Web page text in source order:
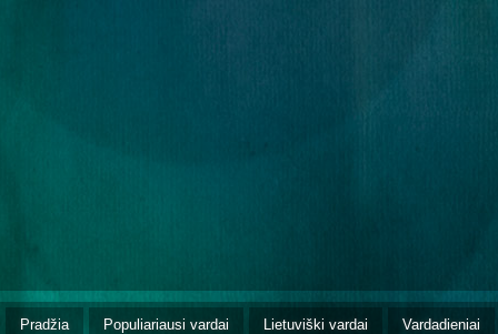
Pradžia Populiariausi vardai Lietuviški vardai Vardadieniai